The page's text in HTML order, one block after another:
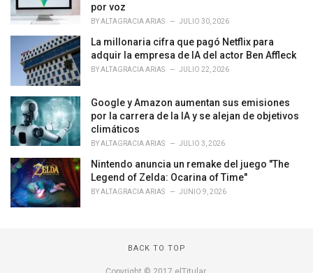
e
por voz
BYALTAGRACIA ARIAS JULIO 30, 2026
La millonaria cifra que pagó Netflix para
adquir la empresa de IA del actor Ben Affleck
BYALTAGRACIA ARIAS JULIO 22, 2026
Google y Amazon aumentan sus emisiones
por la carrera de la IA y se alejan de objetivos
climáticos
BYALTAGRACIA ARIAS JULIO 3, 2026
Nintendo anuncia un remake del juego "The
Legend of Zelda: Ocarina of Time"
BYALTAGRACIA ARIAS JUNIO 9, 2026
BACK TO TOP